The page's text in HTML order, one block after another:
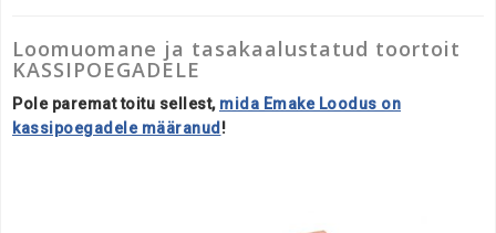
Loomuomane ja tasakaalustatud toortoit
KASSIPOEGADELE
Pole paremat toitu sellest, mida Emake Loodus on
kassipoegadele määranud !